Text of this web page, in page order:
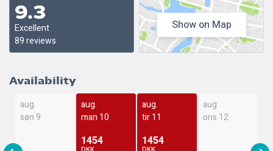
9.3
Excellent
89 reviews
Show on Map
Availability
aug.
søn 9
aug.
man 10
1454
aug.
tir 11
1454
aug.
ons 12